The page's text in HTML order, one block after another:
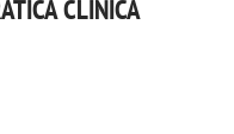
CLINICA